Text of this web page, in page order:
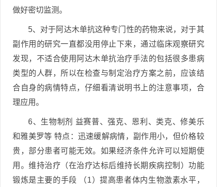
做好密切监测。
5、对于阿达木单抗这种专门性的药物来说，对于其
副作用的研究一直都没用停止下来，通过临床观察研究
发现，不适合使用阿达木单抗治疗手法的包括很多患病
类型的人群，所以在检查与制定治疗方案之前，应该结
合自身的病情特点，仔细看清说明书上的注意事项，合
理应用。
6、生物制剂 益赛普、强克、恩利、类克、修美乐
和雅美罗等 特点：迅速缓解病情，副作用小，但价格较
贵，部分患者可能无效。如果经济条件允许可以短期使
用。维持治疗（在治疗达标后维持长期疾病控制）功能
锻炼是主要的手段 （1）提高患者体内生物激素水平，